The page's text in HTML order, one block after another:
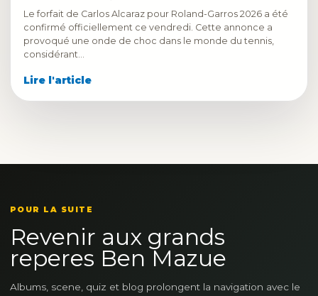
Le forfait de Carlos Alcaraz pour Roland-Garros 2026 a été
confirmé officiellement ce vendredi. Cette annonce a
provoqué une onde de choc dans le monde du tennis,
considérant…
Lire l'article
POUR LA SUITE
Revenir aux grands
reperes Ben Mazue
Albums, scene, quiz et blog prolongent la navigation avec le